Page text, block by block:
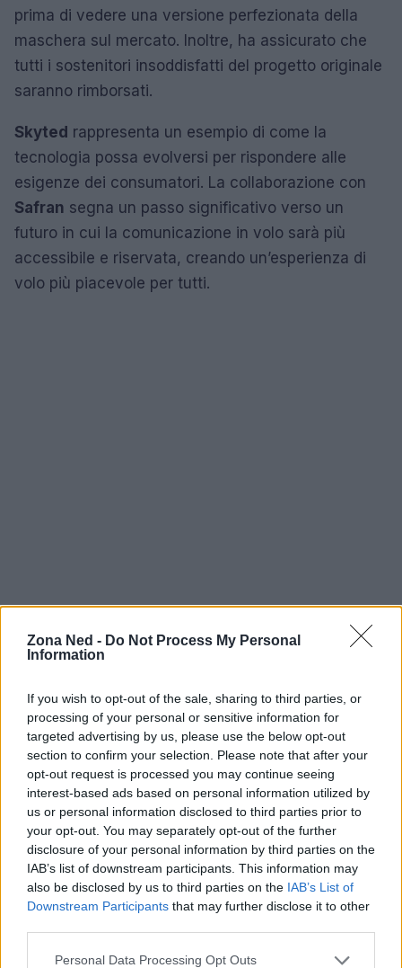
Zona Ned - Do Not Process My Personal
Information
If you wish to opt-out of the sale, sharing to third parties, or
processing of your personal or sensitive information for
targeted advertising by us, please use the below opt-out
section to confirm your selection. Please note that after your
opt-out request is processed you may continue seeing
interest-based ads based on personal information utilized by
us or personal information disclosed to third parties prior to
your opt-out. You may separately opt-out of the further
disclosure of your personal information by third parties on the
IAB’s list of downstream participants. This information may
also be disclosed by us to third parties on the IAB’s List of
Downstream Participants that may further disclose it to other
Please note that this website/app uses one or more Google
Personal Data Processing Opt Outs
prima di vedere una versione perfezionata della
maschera sul mercato. Inoltre, ha assicurato che
tutti i sostenitori insoddisfatti del progetto originale
saranno rimborsati.
Skyted rappresenta un esempio di come la
tecnologia possa evolversi per rispondere alle
esigenze dei consumatori. La collaborazione con
Safran segna un passo significativo verso un
futuro in cui la comunicazione in volo sarà più
accessibile e riservata, creando un’esperienza di
volo più piacevole per tutti.
AUTORE